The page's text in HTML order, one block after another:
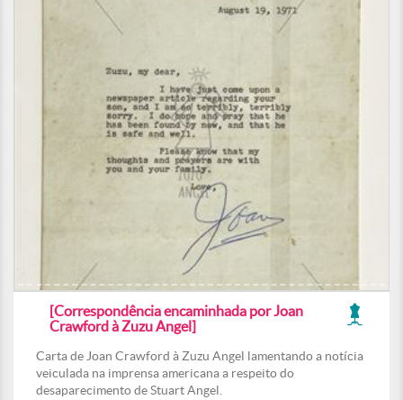
[Correspondência encaminhada por Joan
Crawford à Zuzu Angel]
Carta de Joan Crawford à Zuzu Angel lamentando a notícia
veiculada na imprensa americana a respeito do
desaparecimento de Stuart Angel.